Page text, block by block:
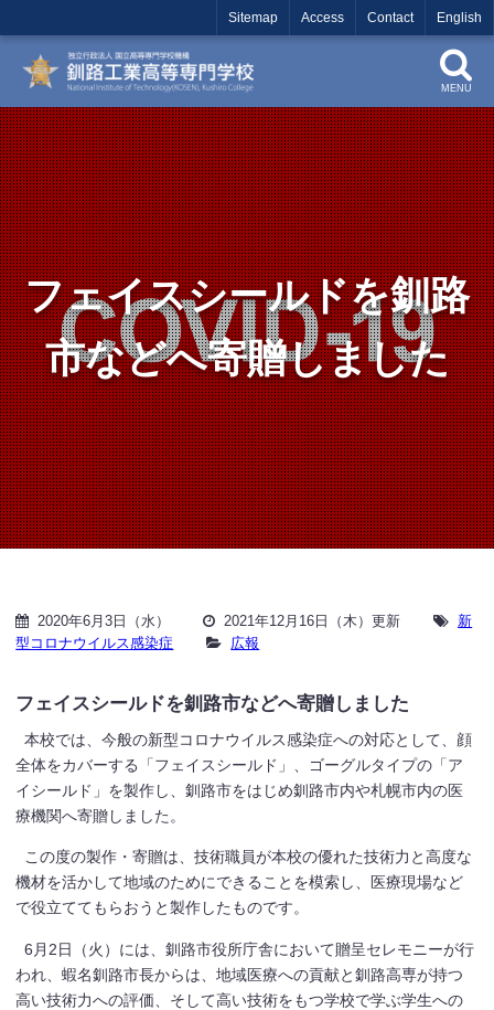
Sitemap Access Contact English
MENU
フェイスシールドを釧路
市などへ寄贈しました
2020年6月3日（水） 2021年12月16日（木）更新
新
型コロナウイルス感染症
広報
フェイスシールドを釧路市などへ寄贈しました
本校では、今般の新型コロナウイルス感染症への対応として、顔
全体をカバーする「フェイスシールド」、ゴーグルタイプの「ア
イシールド」を製作し、釧路市をはじめ釧路市内や札幌市内の医
療機関へ寄贈しました。
この度の製作・寄贈は、技術職員が本校の優れた技術力と高度な
機材を活かして地域のためにできることを模索し、医療現場など
で役立ててもらおうと製作したものです。
6月2日（火）には、釧路市役所庁舎において贈呈セレモニーが行
われ、蝦名釧路市長からは、地域医療への貢献と釧路高専が持つ
高い技術力への評価、そして高い技術をもつ学校で学ぶ学生への